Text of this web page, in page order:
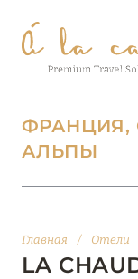
ФРАНЦИЯ,
АЛЬПЫ
Главная / Отели
LA